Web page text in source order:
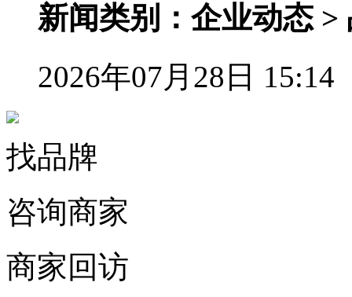
新闻类别：企业动态 >
2026年07月28日 15:14
找品牌
咨询商家
商家回访